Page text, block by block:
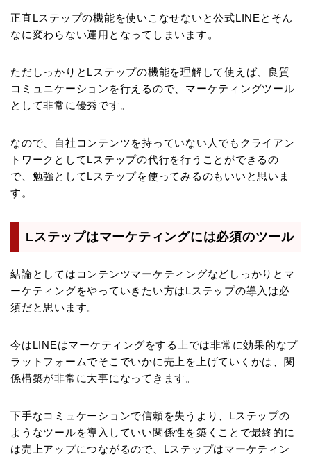
正直Lステップの機能を使いこなせないと公式LINEとそん
なに変わらない運用となってしまいます。
ただしっかりとLステップの機能を理解して使えば、良質
コミュニケーションを行えるので、マーケティングツール
として非常に優秀です。
なので、自社コンテンツを持っていない人でもクライアン
トワークとしてLステップの代行を行うことができるの
で、勉強としてLステップを使ってみるのもいいと思いま
す。
Lステップはマーケティングには必須のツール
結論としてはコンテンツマーケティングなどしっかりとマ
ーケティングをやっていきたい方はLステップの導入は必
須だと思います。
今はLINEはマーケティングをする上では非常に効果的なプ
ラットフォームでそこでいかに売上を上げていくかは、関
係構築が非常に大事になってきます。
下手なコミュケーションで信頼を失うより、Lステップの
ようなツールを導入していい関係性を築くことで最終的に
は売上アップにつながるので、Lステップはマーケティン